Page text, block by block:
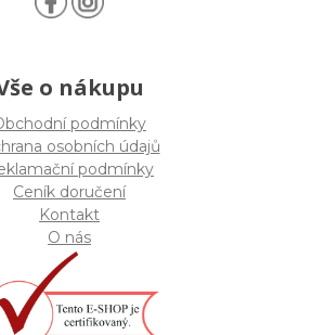
o nákupu
podmínky
osobních údajů
podmínky
Ceník doručení
Kontakt
O nás